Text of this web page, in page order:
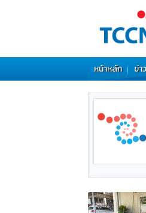
หน้าหลัก ข่า